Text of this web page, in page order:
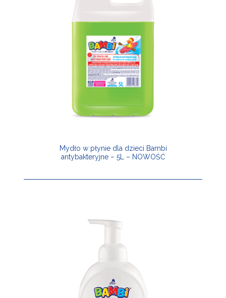
Mydło w płynie dla dzieci Bambi
antybakteryjne – 5L – NOWOŚĆ